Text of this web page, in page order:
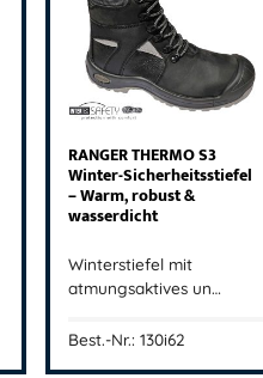
RANGER THERMO S3
Winter-Sicherheitsstiefel
– Warm, robust &
wasserdicht
Winterstiefel mit
atmungsaktives un…
Best.-Nr.: 130i62